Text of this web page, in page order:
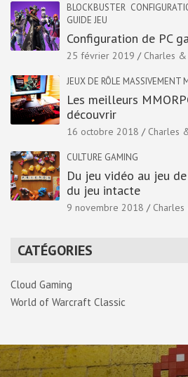
BLOCKBUSTER
GUIDE JEU
Configuration de PC
25 février 2019 Charles &
JEUX DE RÔLE MASSIVEMENT
Les meilleurs
découvrir
16 octobre 2018 Charles
CULTURE GAMING
Du jeu vidéo au jeu
du jeu intacte
9 novembre 2018
CATÉGORIES
Cloud Gaming
World of Warcraft Classic